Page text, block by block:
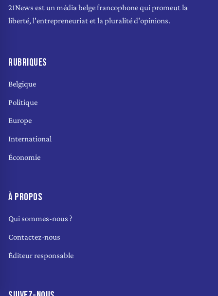
21News est un média belge francophone qui promeut la
liberté, l'entrepreneuriat et la pluralité d'opinions.
RUBRIQUES
Belgique
Politique
Europe
International
Économie
À PROPOS
Qui sommes-nous ?
Contactez-nous
Éditeur responsable